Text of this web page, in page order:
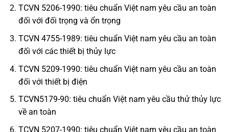
TCVN 5206-1990: tiêu chuẩn Việt nam yêu cầu an toàn
đối với đối trọng và ổn trọng
TCVN 4755-1989: tiêu chuẩn Việt nam yêu cầu an toàn
đối với các thiết bị thủy lực
TCVN 5209-1990: tiêu chuẩn Việt nam yêu cầu an toàn
đối với thiết bị điện
TCVN5179-90: tiêu chuẩn Việt nam yêu cầu thử thủy lực
về an toàn
TCVN 5207-1990: tiêu chuẩn Việt nam yêu cầu an toàn